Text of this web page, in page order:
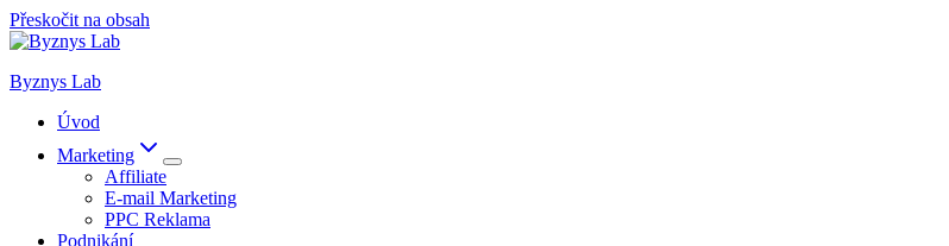
Přeskočit na obsah
Byznys Lab
Úvod
Marketing
Affiliate
E-mail Marketing
PPC Reklama
Podnikání